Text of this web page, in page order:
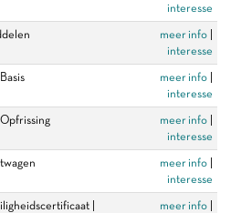
interesse
meer info
interesse
meer info
interesse
meer info
interesse
meer info
interesse
|
meer info